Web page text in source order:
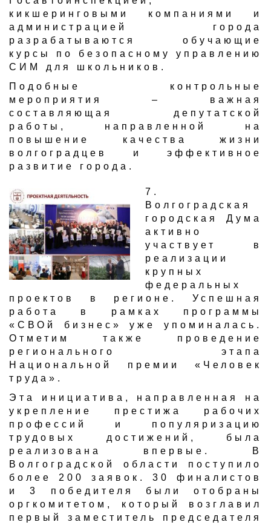
кикшеринговыми компаниями и
администрацией города
разрабатываются обучающие
курсы по безопасному управлению
СИМ для школьников.
Подобные контрольные
мероприятия – важная
составляющая депутатской
работы, направленной на
повышение качества жизни
волгоградцев и эффективное
развитие города.
​7.
Волгоградская
городская Дума
активно
участвует в
реализации
крупных
федеральных
проектов в регионе. Успешная
работа в рамках программы
«СВОй бизнес» уже упоминалась.
Отметим также проведение
регионального этапа
Национальной премии «Человек
труда».
Эта инициатива, направленная на
укрепление престижа рабочих
профессий и популяризацию
трудовых достижений, была
реализована впервые. В
Волгоградской области поступило
более 200 заявок. 30 финалистов
и 3 победителя были отобраны
оргкомитетом, который возглавил
первый заместитель председателя